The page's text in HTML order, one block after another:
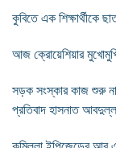
কুবিতে এক শিক্ষার্থীকে
আজ ক্রোয়েশিয়ার মুখোমুখি
সড়ক সংস্কার কাজ শুরু না
প্রতিবাদ হাসনাত